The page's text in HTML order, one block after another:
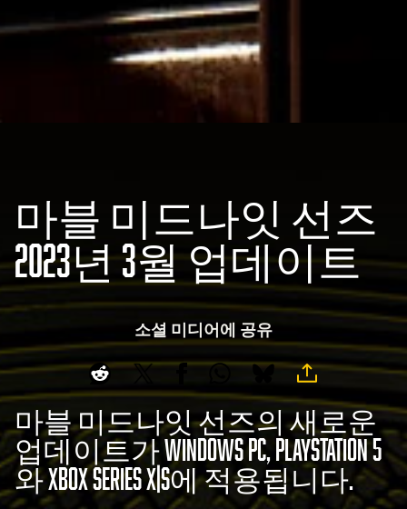
마블 미드나잇 선즈
2023년 3월 업데이트
소셜 미디어에 공유
마블 미드나잇 선즈의 새로운
업데이트가 Windows PC, PlayStation 5
와 Xbox Series X|S에 적용됩니다.